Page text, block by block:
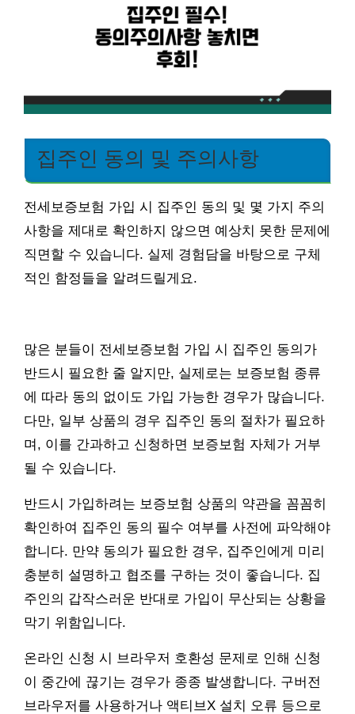
집주인 동의 및 주의사항
전세보증보험 가입 시 집주인 동의 및 몇 가지 주의
사항을 제대로 확인하지 않으면 예상치 못한 문제에
직면할 수 있습니다. 실제 경험담을 바탕으로 구체
적인 함정들을 알려드릴게요.
많은 분들이 전세보증보험 가입 시 집주인 동의가
반드시 필요한 줄 알지만, 실제로는 보증보험 종류
에 따라 동의 없이도 가입 가능한 경우가 많습니다.
다만, 일부 상품의 경우 집주인 동의 절차가 필요하
며, 이를 간과하고 신청하면 보증보험 자체가 거부
될 수 있습니다.
반드시 가입하려는 보증보험 상품의 약관을 꼼꼼히
확인하여 집주인 동의 필수 여부를 사전에 파악해야
합니다. 만약 동의가 필요한 경우, 집주인에게 미리
충분히 설명하고 협조를 구하는 것이 좋습니다. 집
주인의 갑작스러운 반대로 가입이 무산되는 상황을
막기 위함입니다.
온라인 신청 시 브라우저 호환성 문제로 인해 신청
이 중간에 끊기는 경우가 종종 발생합니다. 구버전
브라우저를 사용하거나 액티브X 설치 오류 등으로